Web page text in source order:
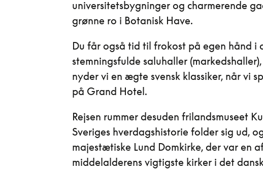
universitetsbygninger og charmerende
grønne ro i Botanisk Have.
Du får også tid til frokost på egen hånd i
stemningsfulde saluhaller
nyder vi en ægte svensk klassiker, når vi
på Grand Hotel.
Rejsen rummer desuden frilandsmuseet
Sveriges hverdagshistorie folder sig ud,
majestætiske Lund Domkirke, der var en
middelalderens vigtigste kirker i det